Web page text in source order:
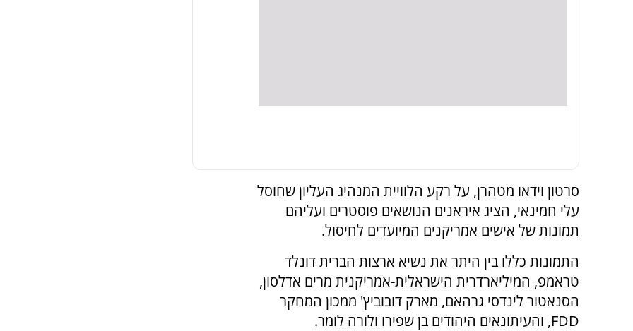
סרטון וידאו מטהרן, על רקע הלוויית המנהיג העליון שחוסל
עלי חמינאי, הציג איראנים הנושאים פוסטרים ועליהם
תמונות של אישים אמריקנים המיועדים לחיסול.
התמונות כללו בין היתר את נשיא ארצות הברית דונלד
טראמפ, המיליארדרית הישראלית-אמריקנית מרים אדלסון,
הסנאטור לינדסי גרהאם, מארק דובוביץ' ממכון המחקר
FDD, והעיתונאים היהודים בן שפירו ולורה לומר.